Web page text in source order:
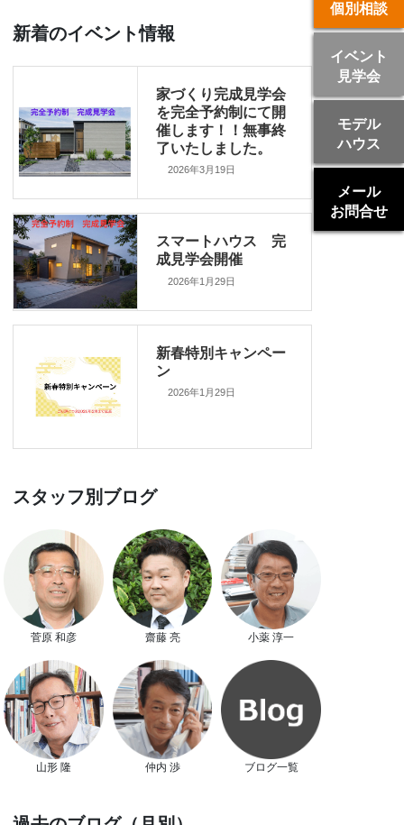
新着のイベント情報
家づくり完成見学会
を完全予約制にて開
催します！！無事終
了いたしました。
2026年3月19日
スマートハウス 完
成見学会開催
2026年1月29日
新春特別キャンペー
ン
2026年1月29日
スタッフ別ブログ
菅原 和彦 齋藤 亮 小薬 淳一
山形 隆 仲内 渉 ブログ一覧
個別相談
イベント
見学会
モデル
ハウス
メール
お問合せ